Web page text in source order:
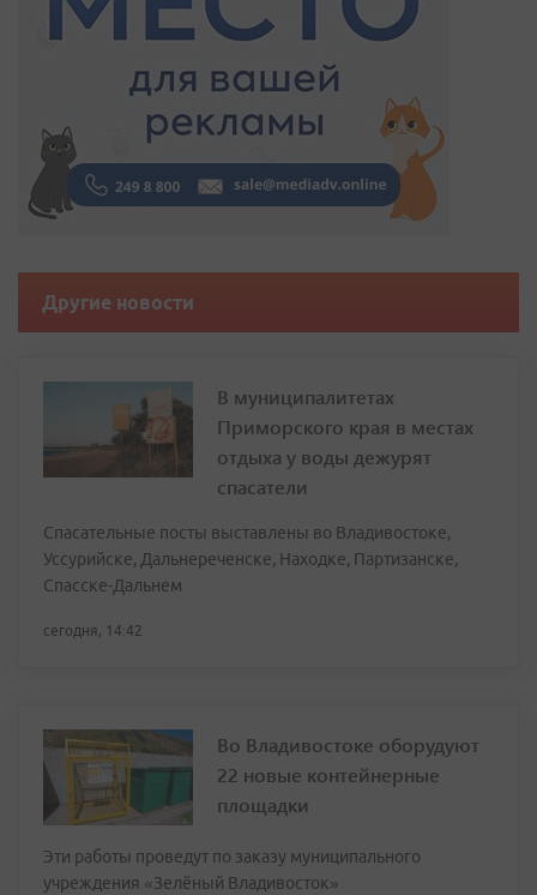
Другие новости
В муниципалитетах
Приморского края в местах
отдыха у воды дежурят
спасатели
Спасательные посты выставлены во Владивостоке,
Уссурийске, Дальнереченске, Находке, Партизанске,
Спасске-Дальнем
сегодня, 14:42
Во Владивостоке оборудуют
22 новые контейнерные
площадки
Эти работы проведут по заказу муниципального
учреждения «Зелёный Владивосток»